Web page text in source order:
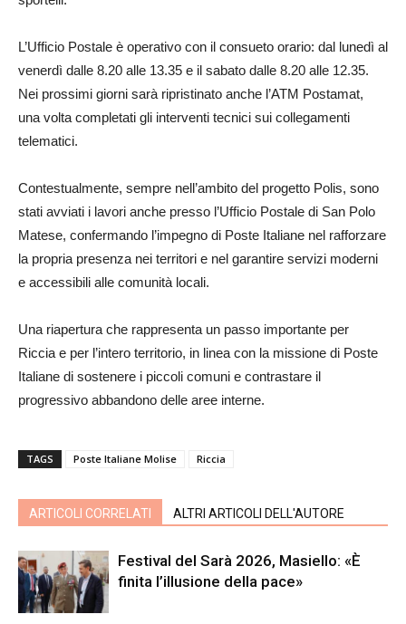
L’Ufficio Postale è operativo con il consueto orario: dal lunedì al
venerdì dalle 8.20 alle 13.35 e il sabato dalle 8.20 alle 12.35.
Nei prossimi giorni sarà ripristinato anche l’ATM Postamat,
una volta completati gli interventi tecnici sui collegamenti
telematici.
Contestualmente, sempre nell’ambito del progetto Polis, sono
stati avviati i lavori anche presso l’Ufficio Postale di San Polo
Matese, confermando l’impegno di Poste Italiane nel rafforzare
la propria presenza nei territori e nel garantire servizi moderni
e accessibili alle comunità locali.
Una riapertura che rappresenta un passo importante per
Riccia e per l’intero territorio, in linea con la missione di Poste
Italiane di sostenere i piccoli comuni e contrastare il
progressivo abbandono delle aree interne.
TAGS Poste Italiane Molise Riccia
ARTICOLI CORRELATI ALTRI ARTICOLI DELL'AUTORE
Festival del Sarà 2026, Masiello: «È
finita l’illusione della pace»